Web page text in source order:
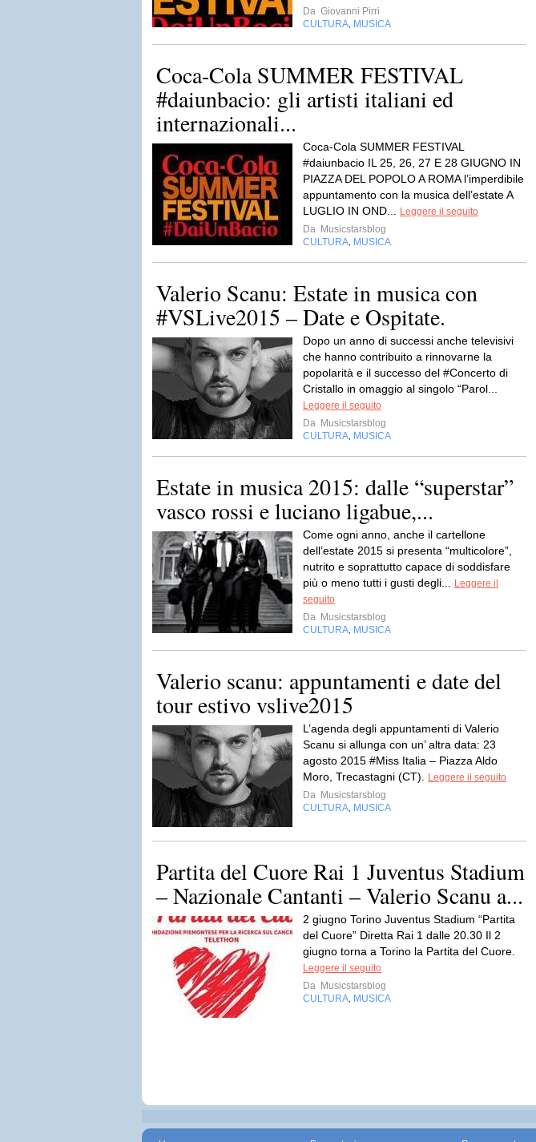
Da Giovanni Pirri
CULTURA MUSICA
Coca-Cola SUMMER FESTIVAL
#daiunbacio: gli artisti italiani ed
internazionali...
Coca-Cola SUMMER FESTIVAL
#daiunbacio IL 25, 26, 27 E 28 GIUGNO IN
PIAZZA DEL POPOLO A ROMA l’imperdibile
appuntamento con la musica dell’estate A
LUGLIO IN OND...
Leggere il seguito
Da Musicstarsblog
CULTURA MUSICA
Valerio Scanu: Estate in musica con
#VSLive2015 – Date e Ospitate.
Dopo un anno di successi anche televisivi
che hanno contribuito a rinnovarne la
popolarità e il successo del #Concerto di
Cristallo in omaggio al singolo “Parol...
Leggere il seguito
Da Musicstarsblog
CULTURA MUSICA
Estate in musica 2015: dalle “superstar”
vasco rossi e luciano ligabue,...
Come ogni anno, anche il cartellone
dell’estate 2015 si presenta “multicolore”,
nutrito e soprattutto capace di soddisfare
più o meno tutti i gusti degli...
Leggere il
seguito
Da Musicstarsblog
CULTURA MUSICA
Valerio scanu: appuntamenti e date del
tour estivo vslive2015
L’agenda degli appuntamenti di Valerio
Scanu si allunga con un’ altra data: 23
agosto 2015 #Miss Italia – Piazza Aldo
Moro, Trecastagni (CT).
Leggere il seguito
Da Musicstarsblog
CULTURA MUSICA
Partita del Cuore Rai 1 Juventus Stadium
– Nazionale Cantanti – Valerio Scanu a...
2 giugno Torino Juventus Stadium “Partita
del Cuore” Diretta Rai 1 dalle 20.30 Il 2
giugno torna a Torino la Partita del Cuore.
Leggere il seguito
Da Musicstarsblog
CULTURA MUSICA